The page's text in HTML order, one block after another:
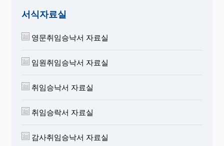
서식자료실
영문취임승낙서 자료실
임원취임승낙서 자료실
취임승낙서 자료실
취임승락서 자료실
감사취임승낙서 자료실